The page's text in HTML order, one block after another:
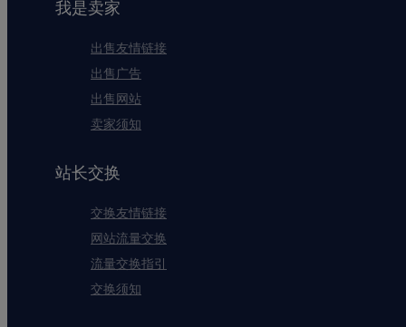
我是卖家
出售友情链接
出售广告
出售网站
卖家须知
站长交换
交换友情链接
网站流量交换
流量交换指引
交换须知